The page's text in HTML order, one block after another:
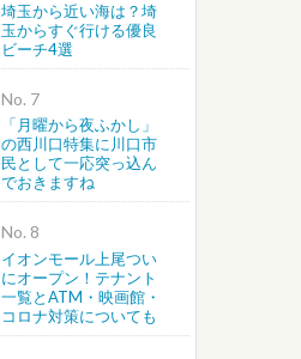
埼玉から近い海は？埼
玉からすぐ行ける優良
ビーチ4選
No.
「月曜から夜ふかし」
の西川口特集に川口市
民として一応突っ込ん
でおきますね
No.
イオンモール上尾つい
にオープン！テナント
一覧とATM・映画館・
コロナ対策についても